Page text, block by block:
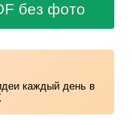
без фото
каждый день в